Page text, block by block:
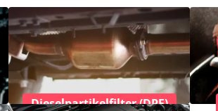
Dieselpartikelfilter (DPF)